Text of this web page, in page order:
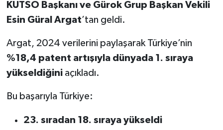
KUTSO Başkanı ve Gürok Grup Başkan Vekili
Esin Güral Argat’tan geldi.
Argat, 2024 verilerini paylaşarak Türkiye’nin
%18,4 patent artışıyla dünyada 1. sıraya
yükseldiğiniaçıkladı.
Bu başarıyla Türkiye:
23. sıradan 18. sıraya yükseldi